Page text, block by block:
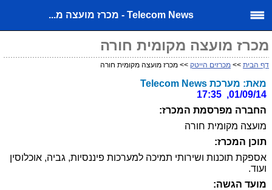
Telecom News - מכרז מועצה מ...
מכרז מועצה מקומית חורה
דף הבית >> מכרזים הייטק >> מכרז מועצה מקומית חורה
מאת: מערכת Telecom News
01/09/14, 17:35
החברה מפרסמת המכרז:
מועצה מקומית חורה
תוכן המכרז:
אספקת תוכנות ושירותי תמיכה למערכות פיננסיות, גביה, אוכלוסין
ועוד.
מועד הגשה: